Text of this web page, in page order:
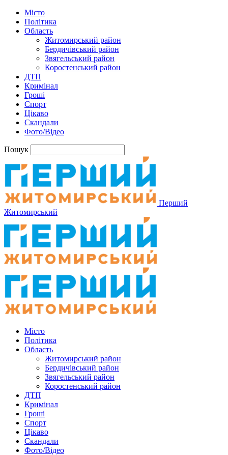
Місто
Політика
Область
Житомирський район
Бердичівський район
Звягельський район
Коростенський район
ДТП
Кримінал
Гроші
Спорт
Цікаво
Скандали
Фото/Відео
Пошук
Перший
Житомирський
Місто
Політика
Область
Житомирський район
Бердичівський район
Звягельський район
Коростенський район
ДТП
Кримінал
Гроші
Спорт
Цікаво
Скандали
Фото/Відео